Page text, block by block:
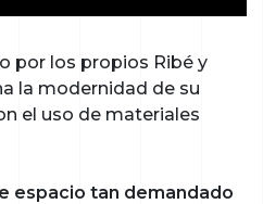
por los propios Ribé y
la modernidad de su
el uso de materiales
espacio tan demandado